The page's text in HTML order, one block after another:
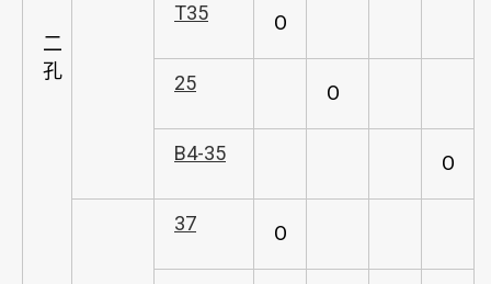
二
孔
T35 O
25 O
B4-35 O
37 O